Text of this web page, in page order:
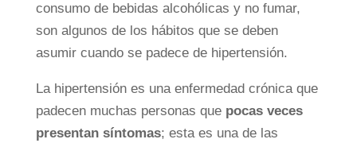
consumo de bebidas alcohólicas y no fumar,
son algunos de los hábitos que se deben
asumir cuando se padece de hipertensión.
La hipertensión es una enfermedad crónica que
padecen muchas personas que pocas veces
presentan síntomas; esta es una de las